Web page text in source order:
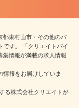
都東村山市・その他のバ
です。 「クリエイトバイ
集情報が満載の求人情報
情報をお届けしていま
る株式会社クリエイトが